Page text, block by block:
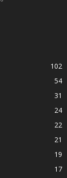
102
54
31
24
22
21
19
17